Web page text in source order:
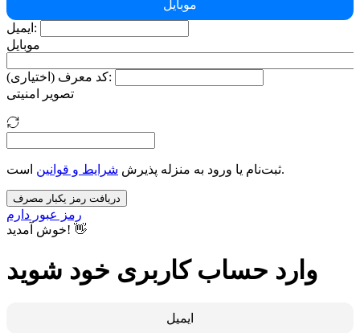
موبایل
ایمیل:
موبایل
کد معرف (اختیاری):
تصویر امنیتی
ثبت‌نام یا ورود به منزله پذیرش شرایط و قوانین است.
دریافت رمز یکبار مصرف
رمز عبور دارم
خوش آمدید! 👋
وارد حساب کاربری خود شوید
ایمیل